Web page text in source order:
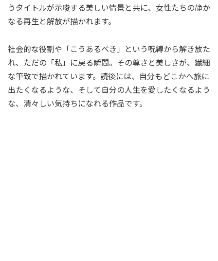
うタイトルが示唆する美しい情景と共に、女性たちの静か
なる再生と解放が描かれます。
社会的な役割や「こうあるべき」という呪縛から解き放た
れ、ただの「私」に戻る瞬間。その尊さと美しさが、繊細
な筆致で描かれています。読後には、自分もどこかへ旅に
出たくなるような、そして自分の人生を愛したくなるよう
な、清々しい気持ちになれる作品です。